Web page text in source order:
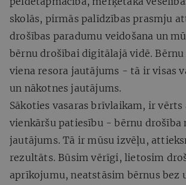
skolās, pirmās palīdzības prasmju
drošības paradumu veidošana un
bērnu drošībai digitālajā vidē.
viena resora jautājums - tā ir visas
un nākotnes jautājums.
Sākoties vasaras brīvlaikam, ir vērts
vienkāršu patiesību - bērnu drošība
jautājums. Tā ir mūsu izvēļu,
rezultāts. Būsim vērīgi, lietosim
aprīkojumu, neatstāsim bērnus bez